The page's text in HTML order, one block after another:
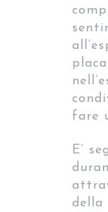
fare
E’
della